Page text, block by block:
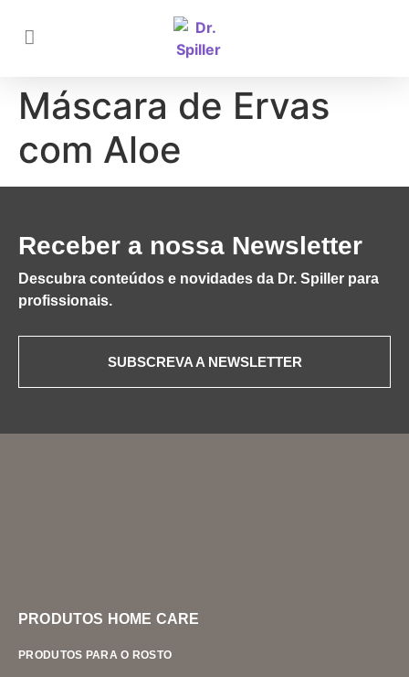
Máscara de Ervas
com Aloe
Receber a nossa Newsletter
Descubra conteúdos e novidades da Dr. Spiller para
profissionais.
SUBSCREVA A NEWSLETTER
PRODUTOS HOME CARE
PRODUTOS PARA O ROSTO